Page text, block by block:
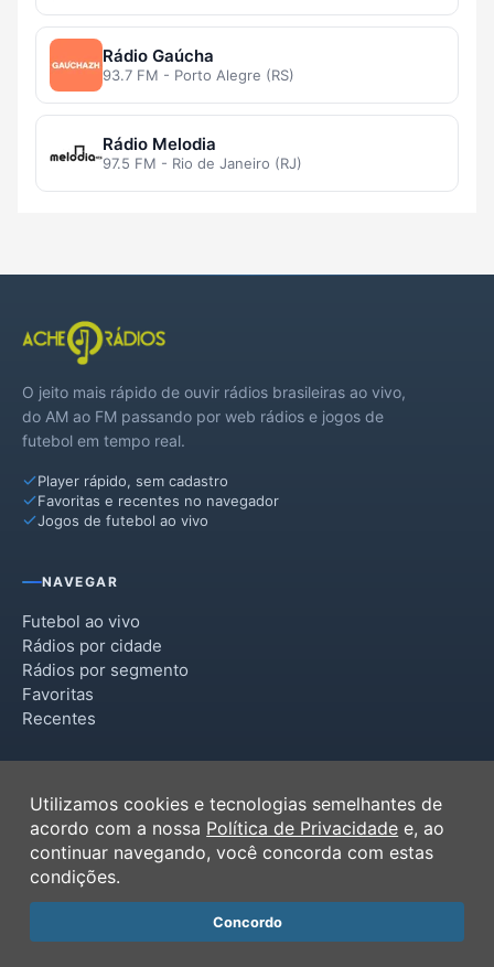
Rádio Gaúcha
93.7 FM - Porto Alegre (RS)
Rádio Melodia
97.5 FM - Rio de Janeiro (RJ)
O jeito mais rápido de ouvir rádios brasileiras ao vivo,
do AM ao FM passando por web rádios e jogos de
futebol em tempo real.
Player rápido, sem cadastro
Favoritas e recentes no navegador
Jogos de futebol ao vivo
NAVEGAR
Futebol ao vivo
Rádios por cidade
Rádios por segmento
Favoritas
Recentes
Termos de Uso
Política de Privacidade
Ferramentas
Contato
Utilizamos cookies e tecnologias semelhantes de
acordo com a nossa Política de Privacidade e, ao
continuar navegando, você concorda com estas
condições.
Concordo